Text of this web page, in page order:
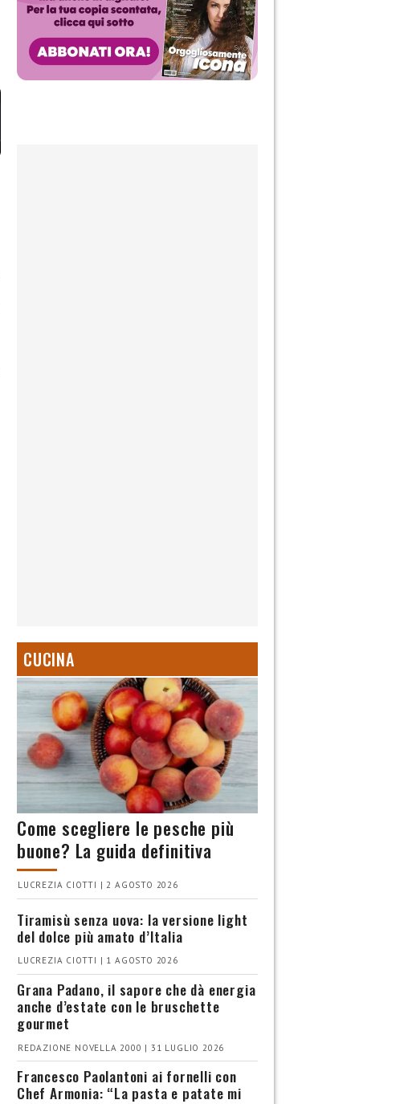
CUCINA
Come scegliere le pesche più
buone? La guida definitiva
LUCREZIA CIOTTI | 2 AGOSTO 2026
Tiramisù senza uova: la versione light
del dolce più amato d’Italia
LUCREZIA CIOTTI | 1 AGOSTO 2026
Grana Padano, il sapore che dà energia
anche d’estate con le bruschette
gourmet
REDAZIONE NOVELLA 2000 | 31 LUGLIO 2026
Francesco Paolantoni ai fornelli con
Chef Armonia: “La pasta e patate mi